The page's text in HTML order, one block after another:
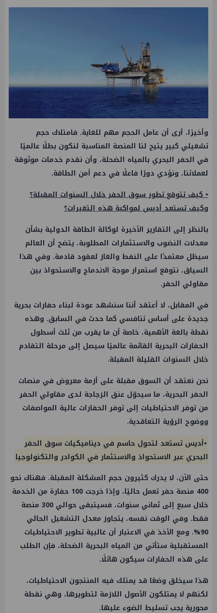
وأخيرًا، أرى أن عامل الحجم مهم للغاية. فامتلاك حجم
تشغيلي كبير يتيح لنا المنصة المناسبة لنكون بطلًا عالميًا
في الحفر البحري بالمياه الضحلة، وأن نقدم خدمات موثوقة
لعملائنا، ونؤدي دورًا فاعلًا في دعم أمن الطاقة.
• كيف تتوقع تطور سوق الحفر خلال السنوات المقبلة؟
وكيف تستعد أديس لمواكبة هذه التغيرات؟
بالنظر إلى التقارير الأخيرة لوكالة الطاقة الدولية بشأن
معدلات النضوب والاستثمارات المطلوبة، يتضح أن العالم
سيظل معتمدًا على النفط والغاز لعقود قادمة. وفي هذا
السياق، نتوقع استمرار موجة الاندماج والاستحواذ بين
مقاولي الحفر.
في المقابل، لا أعتقد أننا سنشهد عودة لبناء حفارات بحرية
جديدة على أساس تنافسي كما حدث في السابق. وهذه
نقطة بالغة الأهمية، خاصة أن ما يقرب من ثلث أسطول
الحفارات البحرية القائمة عالميًا سيصل إلى مرحلة التقادم
خلال السنوات القليلة المقبلة.
نحن نعتقد أن السوق مقبلة على أزمة معروض في منصات
الحفر البحرية، ما سيحوّل عنق الزجاجة لدى مقاولي الحفر
من توفر الاحتياطيات إلى توفر الحفارات عالية المواصفات
ووضوح الرؤية التعاقدية.
•أديس تستعد لتحول حاسم في ديناميكيات سوق الحفر
البحري عبر الاستحواذ والاستثمار في الكوادر والتكنولوجيا
حتى الآن، لا يدرك كثيرون حجم المشكلة المقبلة. فهناك نحو
400 منصة حفر تعمل حاليًا، وإذا خرجت 100 حفارة من الخدمة
خلال سبع إلى ثماني سنوات، فسيتبقى حوالي 300 منصة
فقط. وفي الوقت نفسه، يتجاوز معدل التشغيل الحالي
90%. ومع الأخذ في الاعتبار أن غالبية تطوير الاحتياطيات
المستقبلية ستأتي من المياه البحرية الضحلة، فإن الطلب
على هذه الحفارات سيكون هائلًا.
هذا سيخلق وضعًا قد يمتلك فيه المنتجون الاحتياطيات،
لكنهم لا يمتلكون الأصول اللازمة لتطويرها، وهي نقطة
محورية يجب تسليط الضوء عليها.